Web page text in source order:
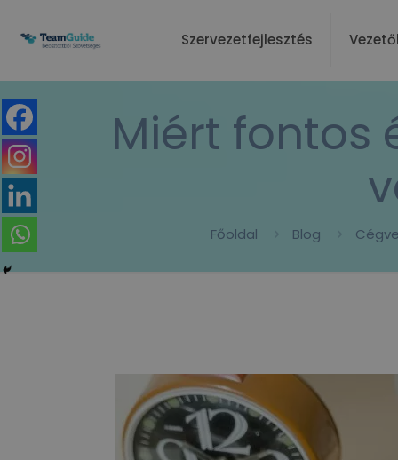
Szervezetfejlesztés
Miért fontos
Főoldal Blog